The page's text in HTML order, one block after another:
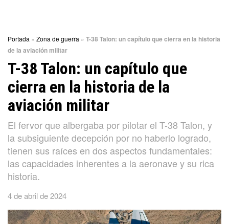
Portada » Zona de guerra » T-38 Talon: un capítulo que cierra en la historia
de la aviación militar
T-38 Talon: un capítulo que
cierra en la historia de la
aviación militar
El fervor que albergaba por pilotar el T-38 Talon, y
la subsiguiente decepción por no haberlo logrado,
tienen sus raíces en dos aspectos fundamentales:
las capacidades inherentes a la aeronave y su rica
historia.
4 de abril de 2024